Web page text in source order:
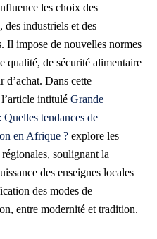
les choix des
des industriels et des
Il impose de nouvelles normes
qualité, de sécurité alimentaire
d’achat. Dans cette
intitulé Grande
tendances de
en Afrique ? explore les
soulignant la
des enseignes locales
des modes de
entre modernité et tradition.